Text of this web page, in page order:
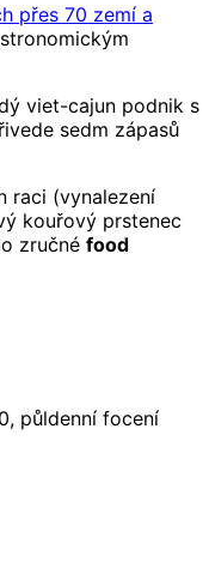
přes 70 zemí a
viet-cajun podnik s
sedm zápasů
raci (vynalezení
kouřový prstenec
zručné food
půldenní focení